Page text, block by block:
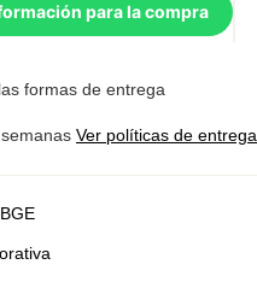
para la compra
formas de entrega
Ver políticas de entrega